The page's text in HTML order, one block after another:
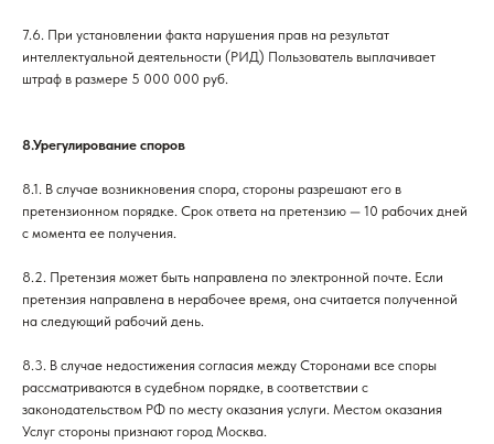
7.6. При установлении факта нарушения прав на результат
интеллектуальной деятельности (РИД) Пользователь выплачивает
штраф в размере 5 000 000 руб.
8.Урегулирование споров
8.1. В случае возникновения спора, стороны разрешают его в
претензионном порядке. Срок ответа на претензию — 10 рабочих дней
с момента ее получения.
8.2. Претензия может быть направлена по электронной почте. Если
претензия направлена в нерабочее время, она считается полученной
на следующий рабочий день.
8.3. В случае недостижения согласия между Сторонами все споры
рассматриваются в судебном порядке, в соответствии с
законодательством РФ по месту оказания услуги. Местом оказания
Услуг стороны признают город Москва.